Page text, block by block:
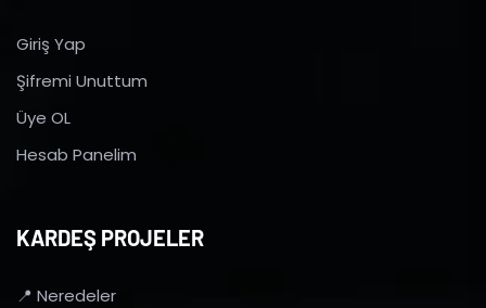
Giriş Yap
Şifremi Unuttum
Üye OL
Hesab Panelim
KARDEŞ PROJELER
📍 Neredeler